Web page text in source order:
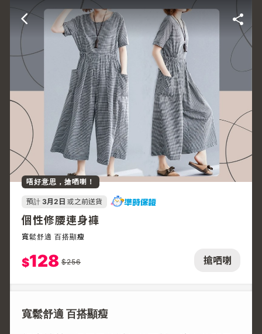
搶哂喇
唔好意思，搶哂喇！
預計 3月2日 或之前送貨
個性修腰連身褲
寬鬆舒適 百搭顯瘦
$128 $256
寬鬆舒適 百搭顯瘦